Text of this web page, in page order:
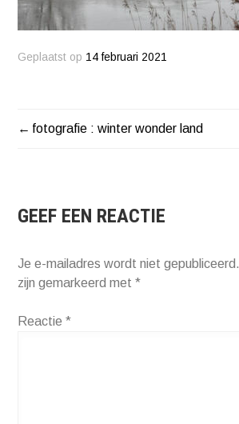
Geplaatst op 14 februari 2021
BERICHT
fotografie : winter wonder land
GEEF EEN REACTIE
Je e-mailadres wordt niet gepubliceerd.
zijn gemarkeerd met*
Reactie*